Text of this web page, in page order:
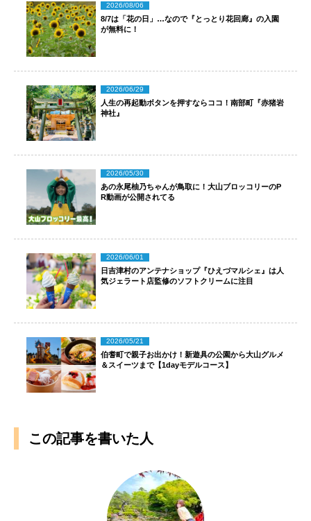
2026/08/06
8/7は「花の日」…なので『とっとり花回廊』の入園
が無料に！
2026/06/29
人生の再起動ボタンを押すならココ！南部町『赤猪岩
神社』
2026/05/30
あの永尾柚乃ちゃんが鳥取に！大山ブロッコリーのP
R動画が公開されてる
2026/06/01
日吉津村のアンテナショップ『ひえづマルシェ』は人
気ジェラート店監修のソフトクリームに注目
2026/05/21
伯耆町で親子お出かけ！新遊具の公園から大山グルメ
＆スイーツまで【1dayモデルコース】
この記事を書いた人